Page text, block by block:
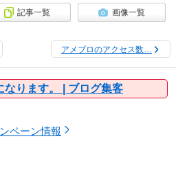
記事一覧 画像一覧
アメブロのアクセス数…
ります。 | ブログ集客
ペーン情報